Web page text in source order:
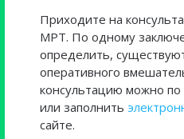
Приходите на
МРТ. По одному
определить,
оперативного
консультацию можно
или заполнить
сайте.